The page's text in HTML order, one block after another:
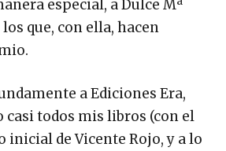
especial, a Dulce Mª
que, con ella, hacen
a Ediciones Era,
casi todos mis libros (con el
inicial de Vicente Rojo, y a lo